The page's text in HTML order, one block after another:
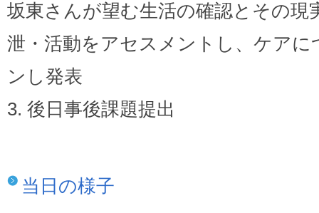
坂東さんが望む生活の確認とその現
泄・活動をアセスメントし、ケア
ンし発表
3. 後日事後課題提出
当日の様子